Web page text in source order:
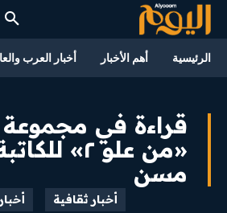
الرئيسية أهم الأخبار أخبار العرب
قراءة في
«من علو ٢»
مسن
أخبار ثقافية